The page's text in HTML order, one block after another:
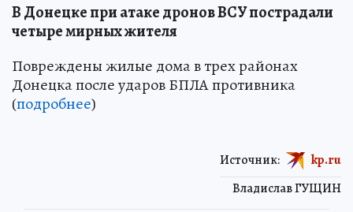
В Донецке при атаке дронов ВСУ пострадали
четыре мирных жителя
Повреждены жилые дома в трех районах
Донецка после ударов БПЛА противника
(подробнее)
Владислав ГУЩИН
Источник: kp.ru